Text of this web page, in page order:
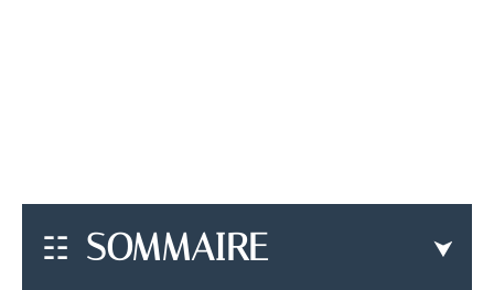
SOMMAIRE